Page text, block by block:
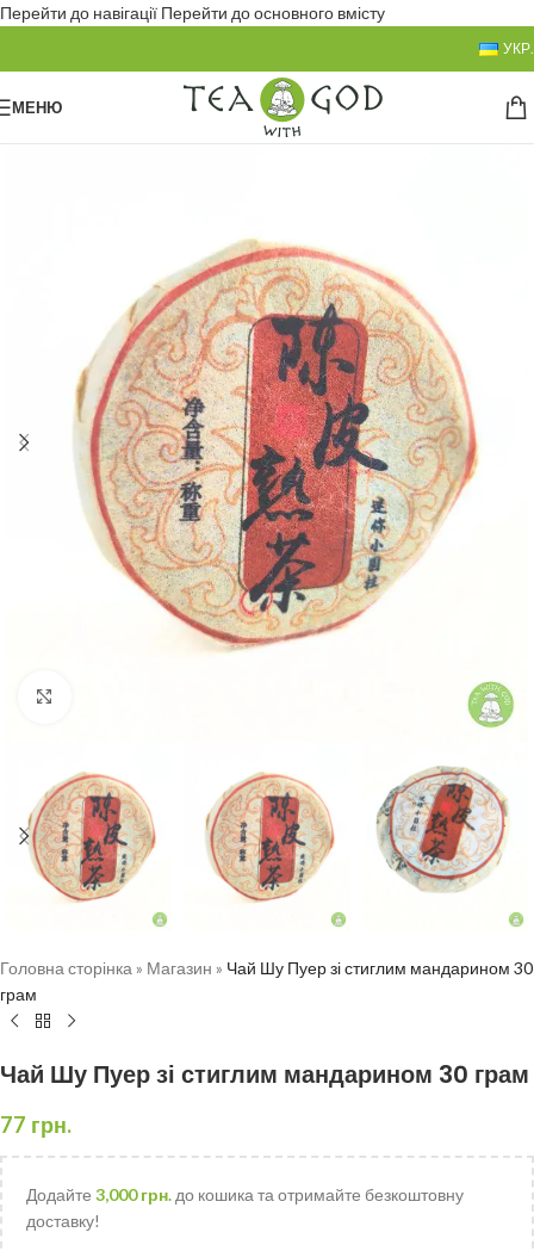
Перейти до навігації Перейти до основного вмісту
УКР.
МЕНЮ
Головна сторінка » Магазин » Чай Шу Пуер зі стиглим мандарином 30
грам
Чай Шу Пуер зі стиглим мандарином 30 грам
77 грн.
Додайте 3,000грн. до кошика та отримайте безкоштовну
доставку!